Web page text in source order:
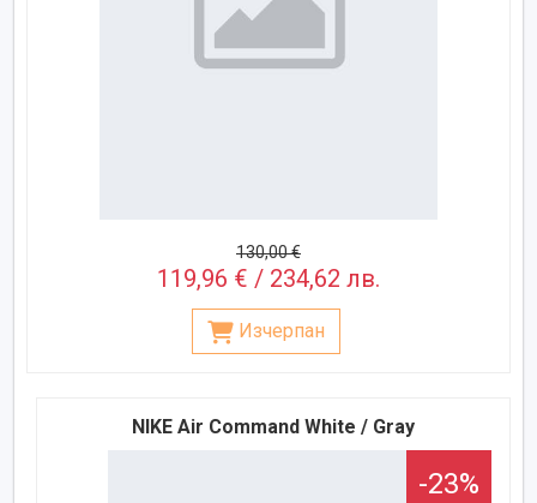
130,00 €
119,96 € / 234,62 лв.
Изчерпан
NIKE Air Command White / Gray
-23%